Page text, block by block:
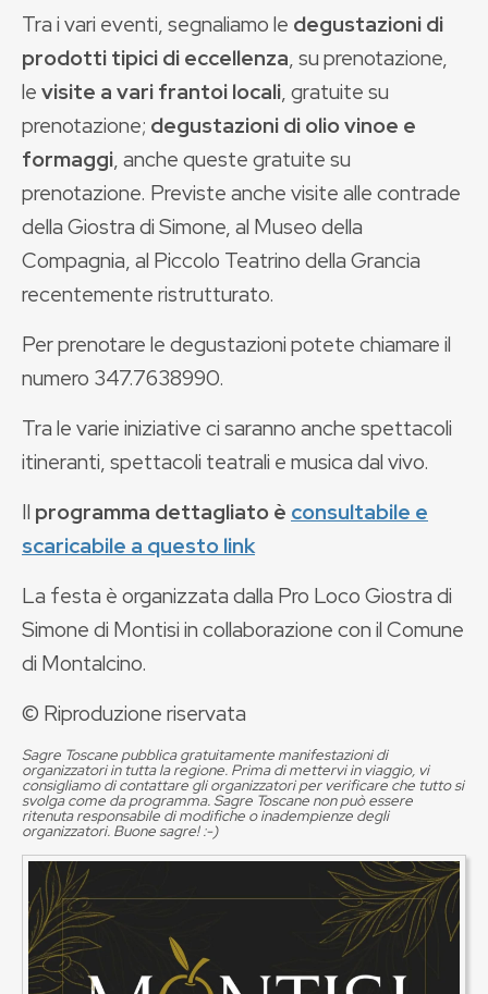
Tra i vari eventi, segnaliamo le degustazioni di
prodotti tipici di eccellenza, su prenotazione,
levisite a vari frantoi locali, gratuite su
prenotazione; degustazioni di olio vinoe e
formaggi, anche queste gratuite su
prenotazione. Previste anche visite alle contrade
della Giostra di Simone, al Museo della
Compagnia, al Piccolo Teatrino della Grancia
recentemente ristrutturato.
Per prenotare le degustazioni potete chiamare il
numero 347.7638990.
Tra le varie iniziative ci saranno anche spettacoli
itineranti, spettacoli teatrali e musica dal vivo.
Il programma dettagliato è consultabile e
scaricabile a questo link
La festa è organizzata dalla Pro Loco Giostra di
Simone di Montisi in collaborazione con il Comune
di Montalcino.
© Riproduzione riservata
Sagre Toscane pubblica gratuitamente manifestazioni di
organizzatori in tutta la regione. Prima di mettervi in viaggio, vi
consigliamo di contattare gli organizzatori per verificare che tutto si
svolga come da programma. Sagre Toscane non può essere
ritenuta responsabile di modifiche o inadempienze degli
organizzatori. Buone sagre! :-)